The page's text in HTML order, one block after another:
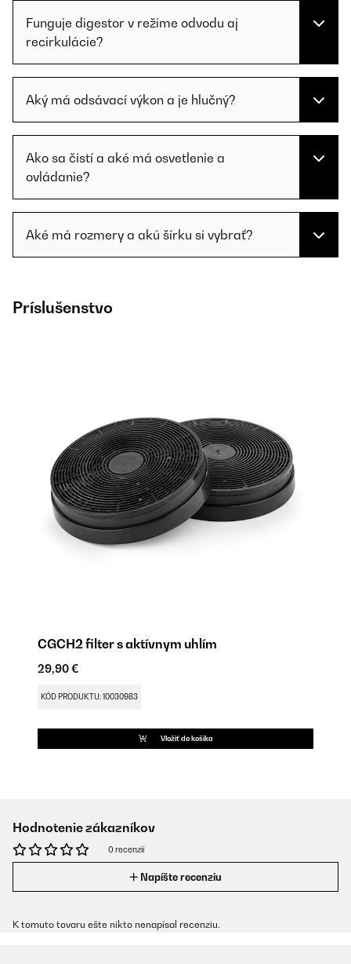
Funguje digestor v režime odvodu aj
recirkulácie?
Aký má odsávací výkon a je hlučný?
Ako sa čistí a aké má osvetlenie a
ovládanie?
Aké má rozmery a akú šírku si vybrať?
Príslušenstvo
CGCH2 filter s aktívnym uhlím
29,90 €
KÓD PRODUKTU: 10030983
Vložiť do košíka
Hodnotenie zákazníkov
0 recenzií
Napíšte recenziu
K tomuto tovaru ešte nikto nenapísal recenziu.